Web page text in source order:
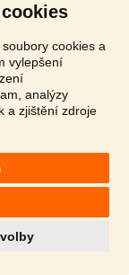
cookies a
vylepšení
analýzy
a zjištění zdroje